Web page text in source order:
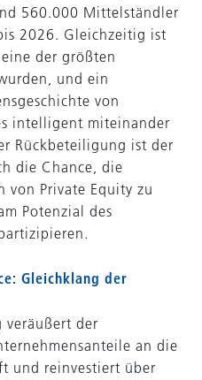
560.000 Mittelständler
2026. Gleichzeitig ist
der größten
und ein
von
intelligent miteinander
Rückbeteiligung ist der
die Chance, die
von Private Equity zu
Potenzial des
Gleichklang der
veräußert der
an die
und reinvestiert über